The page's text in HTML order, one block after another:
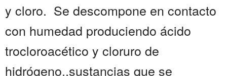
y cloro. Se descompone en contacto
con humedad produciendo ácido
trocloroacético y cloruro de
hidrógeno.,sustancias que se